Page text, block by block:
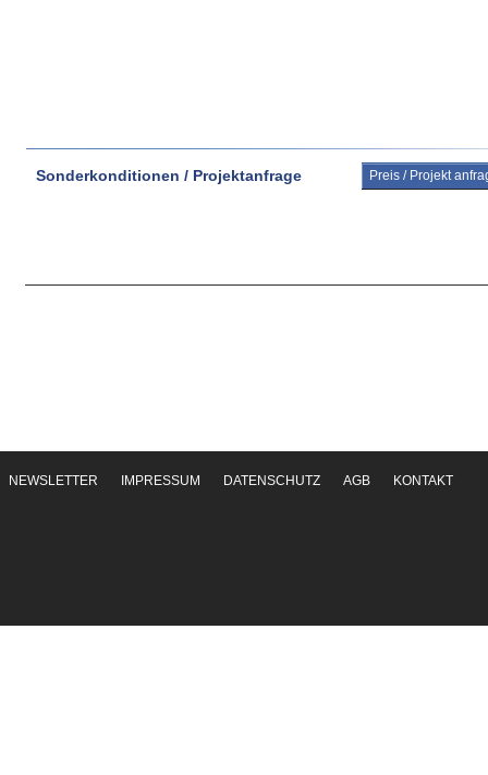
Sonderkonditionen / Projektanfrage Preis / Projekt
NEWSLETTER IMPRESSUM DATENSCHUTZ AGB KONTAKT